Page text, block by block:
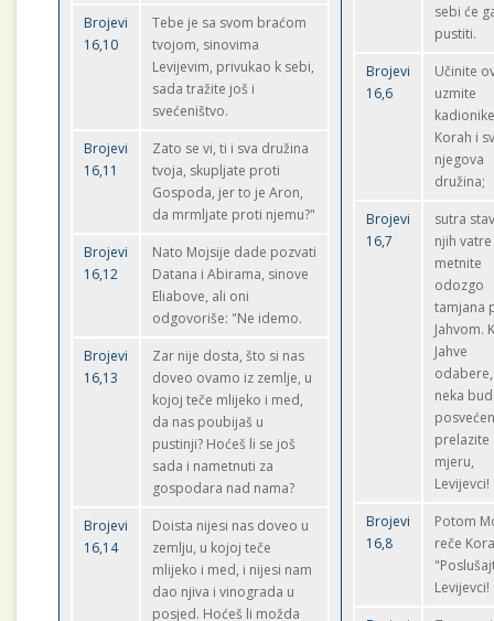
Brojevi
16,10
Tebe je sa svom braćom
tvojom, sinovima
Levijevim, privukao k sebi,
sada tražite još i
svećeništvo.
Brojevi
16,11
Zato se vi, ti i sva družina
tvoja, skupljate proti
Gospoda, jer to je Aron,
da mrmljate proti njemu?"
Brojevi
16,12
Nato Mojsije dade pozvati
Datana i Abirama, sinove
Eliabove, ali oni
odgovoriše: "Ne idemo.
Brojevi
16,13
Zar nije dosta, što si nas
doveo ovamo iz zemlje, u
kojoj teče mlijeko i med,
da nas poubijaš u
pustinji? Hoćeš li se još
sada i nametnuti za
gospodara nad nama?
Brojevi
16,14
Doista nijesi nas doveo u
zemlju, u kojoj teče
mlijeko i med, i nijesi nam
dao njiva i vinograda u
posjed. Hoćeš li možda
sebi će
pustiti.
Brojevi
16,6
Učinite
uzmite
Korah i
njegova
družina;
Brojevi
16,7
sutra
njih
metnite
odozgo
tamjana
Jahvom.
Jahve
neka
prelazite
mjeru,
Levijevci!
Brojevi
16,8
Potom
reče
Levijevci!